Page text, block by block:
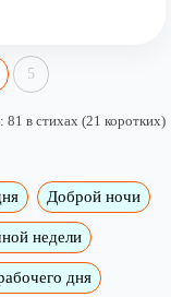
5
81 в стихах (21 коротких)
Доброй ночи
недели
дня